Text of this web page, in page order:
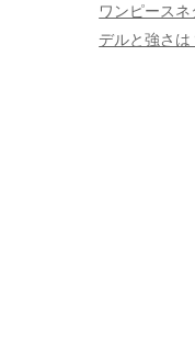
ワンピース
デルと強さは